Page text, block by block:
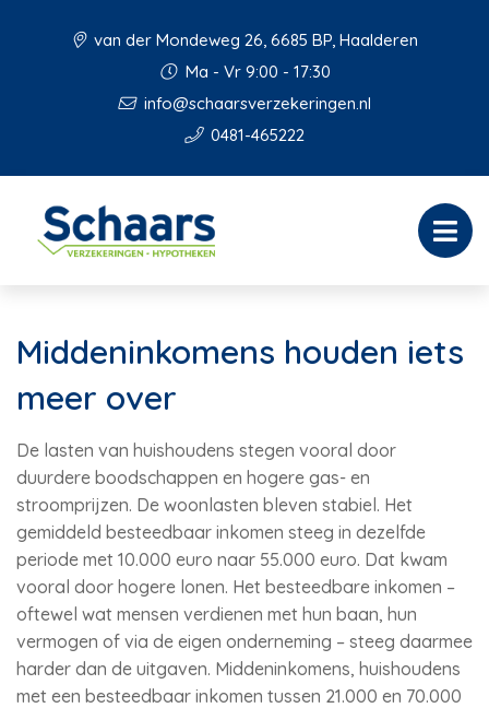
van der Mondeweg 26, 6685 BP, Haalderen
Ma - Vr 9:00 - 17:30
info@schaarsverzekeringen.nl
0481-465222
Middeninkomens houden iets
meer over
De lasten van huishoudens stegen vooral door
duurdere boodschappen en hogere gas- en
stroomprijzen. De woonlasten bleven stabiel. Het
gemiddeld besteedbaar inkomen steeg in dezelfde
periode met 10.000 euro naar 55.000 euro. Dat kwam
vooral door hogere lonen. Het besteedbare inkomen –
oftewel wat mensen verdienen met hun baan, hun
vermogen of via de eigen onderneming – steeg daarmee
harder dan de uitgaven. Middeninkomens, huishoudens
met een besteedbaar inkomen tussen 21.000 en 70.000